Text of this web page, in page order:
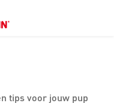
tips voor jouw pup